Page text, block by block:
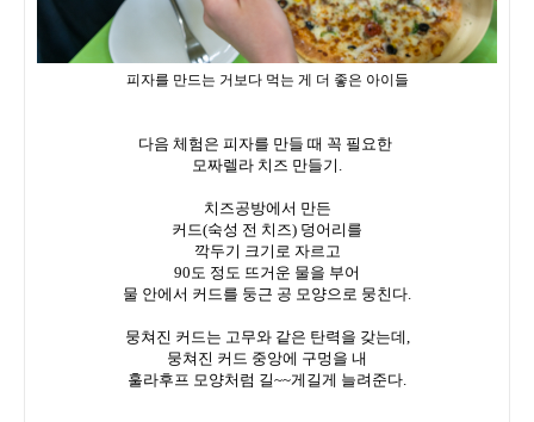
피자를 만드는 거보다 먹는 게 더 좋은 아이들
다음 체험은 피자를 만들 때 꼭 필요한
모짜렐라 치즈 만들기.
치즈공방에서 만든
커드(숙성 전 치즈) 덩어리를
깍두기 크기로 자르고
90도 정도 뜨거운 물을 부어
물 안에서 커드를 둥근 공 모양으로 뭉친다.
뭉쳐진 커드는 고무와 같은 탄력을 갖는데,
뭉쳐진 커드 중앙에 구멍을 내
훌라후프 모양처럼 길~~게길게 늘려준다.